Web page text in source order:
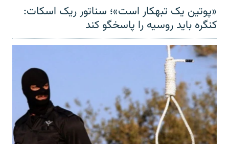
«پوتین یک تبهکار است»؛ سناتور ریک اسکات:
کنگره باید روسیه را پاسخگو کند